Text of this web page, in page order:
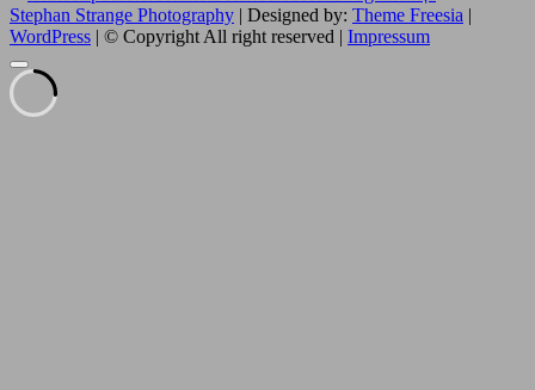
Stephan Strange Photography | Designed by: Theme Freesia |
WordPress | © Copyright All right reserved | Impressum